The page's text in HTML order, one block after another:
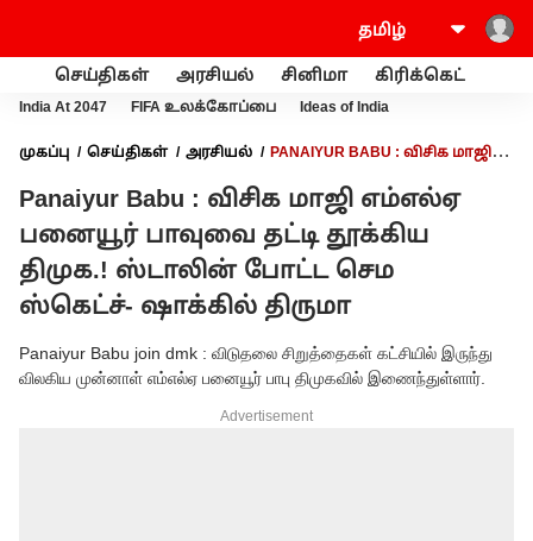
செய்திகள் அரசியல் சினிமா கிரிக்கெட்
India At 2047 FIFA உலக்கோப்பை Ideas of India
முகப்பு செய்திகள் அரசியல்
PANAIYUR BABU : விசிக மாஜி
செம ஸ்கெட்ச்- ஷாக்கில் திருமா
Panaiyur Babu : விசிக மாஜி எம்எல்ஏ
பனையூர் பாவுவை தட்டி தூக்கிய
திமுக.! ஸ்டாலின் போட்ட செம
ஸ்கெட்ச்- ஷாக்கில் திருமா
Panaiyur Babu join dmk : விடுதலை சிறுத்தைகள் கட்சியில் இருந்து
விலகிய முன்னாள் எம்எல்ஏ பனையூர் பாபு திமுகவில் இணைந்துள்ளார்.
Advertisement